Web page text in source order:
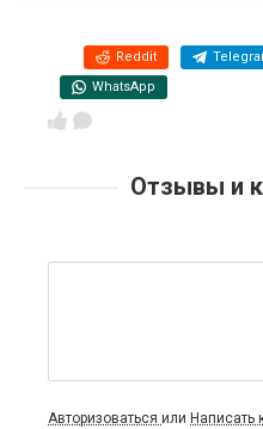
Reddit
WhatsApp
Отзывы и
Авторизоваться или Написать